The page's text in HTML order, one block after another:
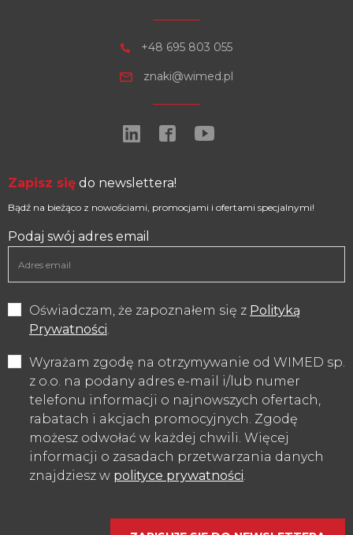
+48 695 803 055
znaki@wimed.pl
Zapisz się do newslettera!
Bądź na bieżąco z nowościami, promocjami i ofertami specjalnymi!
Podaj swój adres email
Oświadczam, że zapoznałem się z Polityką
Prywatności
Wyrażam zgodę na otrzymywanie od WIMED sp.
z o.o. na podany adres e-mail i/lub numer
telefonu informacji o najnowszych ofertach,
rabatach i akcjach promocyjnych. Zgodę
możesz odwołać w każdej chwili. Więcej
informacji o zasadach przetwarzania danych
znajdziesz w polityce prywatności